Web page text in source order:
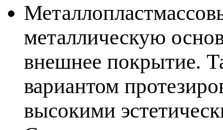
металлическую
нешнее покрытие.
ариантом
ысокими